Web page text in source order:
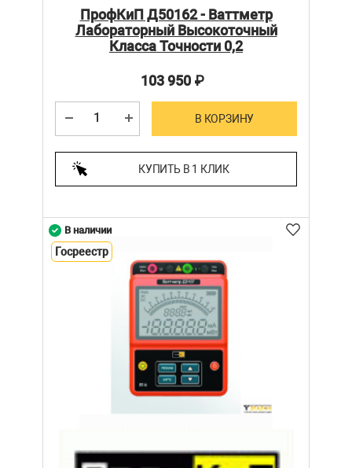
ПрофКиП Д50162 - Ваттметр
Лабораторный Высокоточный
Класса Точности 0,2
103 950₽
В КОРЗИНУ
КУПИТЬ В 1 КЛИК
В наличии
Госреестр